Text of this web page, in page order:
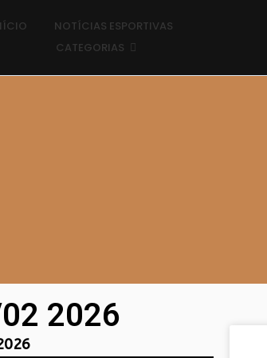
NOTÍCIAS ESPORTIVAS
CATEGORIAS
02 2026